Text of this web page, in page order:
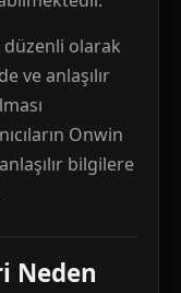
olarak
ve anlaşılır
Onwin
bilgilere
Neden